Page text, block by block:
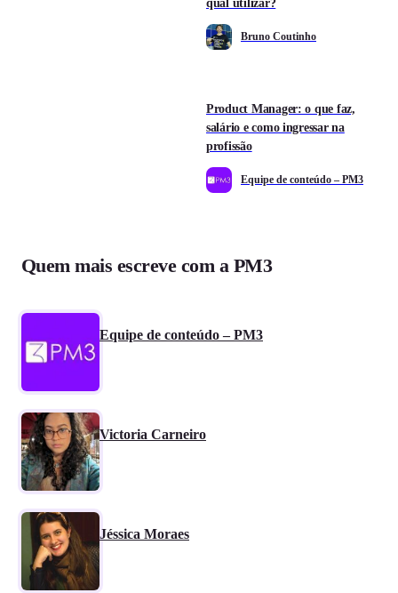
qual utilizar?
Bruno Coutinho
Product Manager: o que faz,
salário e como ingressar na
profissão
Equipe de conteúdo – PM3
Quem mais escreve com a PM3
Equipe de conteúdo – PM3
Victoria Carneiro
Jéssica Moraes